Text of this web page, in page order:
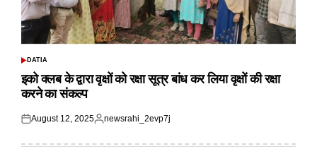
POSTED
DATIA
इको क्लब के द्वारा वृक्षों को रक्षा सूत्र बांध कर लिया वृक्षों की रक्षा
करने का संकल्प
Posted
August 12, 2025
Posted
newsrahi_2evp7j